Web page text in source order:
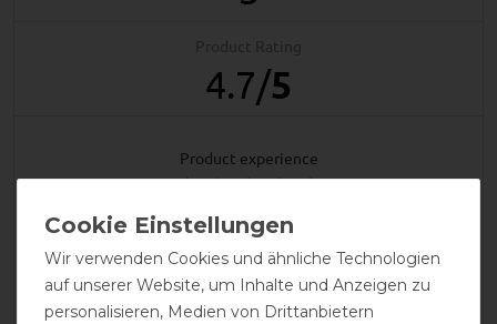
4.7/5
product experience
calculated from 3 customer reviews
Positive
100%
Neutral
0%
Wir verwenden Cookies und ähnliche Technologien
auf unserer Website, um Inhalte und Anzeigen zu
personalisieren, Medien von Drittanbietern